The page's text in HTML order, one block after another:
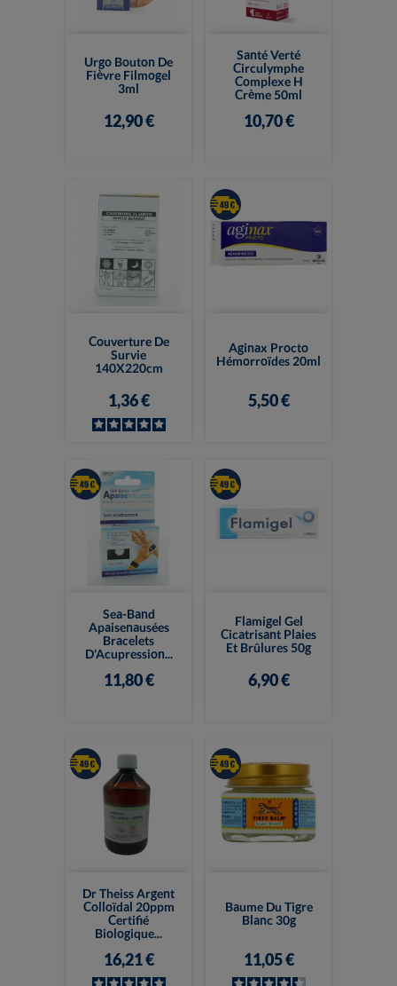
Urgo Bouton De
Fièvre Filmogel
3ml
12,90 €
Santé Verté
Circulymphe
Complexe H
Crème 50ml
10,70 €
Couverture De
Survie
140X220cm
1,36 €
Aginax Procto
Hémorroïdes 20ml
5,50 €
Sea-Band
Apaisenausées
Bracelets
D'Acupression...
11,80 €
Flamigel Gel
Cicatrisant Plaies
Et Brûlures 50g
6,90 €
Dr Theiss Argent
Colloïdal 20ppm
Certifié
Biologique...
16,21 €
Baume Du Tigre
Blanc 30g
11,05 €